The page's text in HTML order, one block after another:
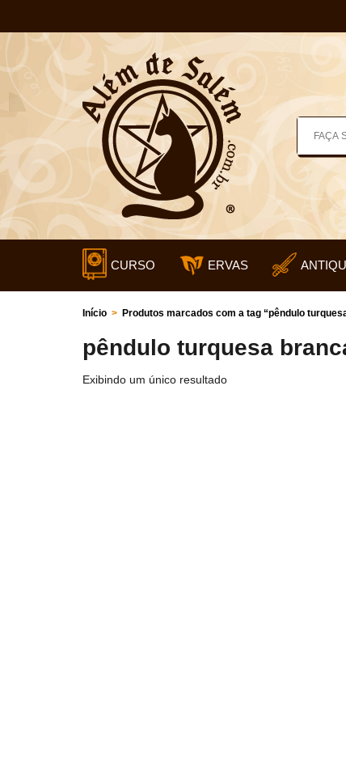
CURSO ERVAS
Início > Produtos marcados com a tag “pêndulo
pêndulo turquesa
Exibindo um único resultado